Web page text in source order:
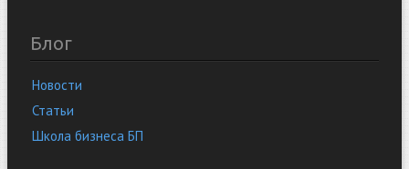
Блог
Новости
Статьи
Школа бизнеса БП